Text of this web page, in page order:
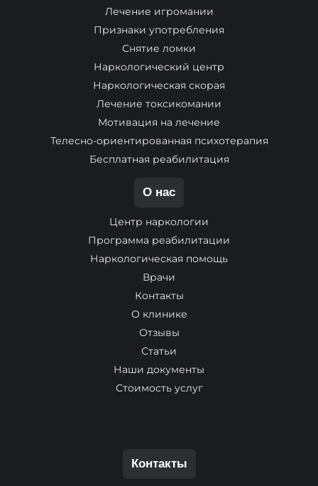
Лечение игромании
Признаки употребления
Снятие ломки
Наркологический центр
Наркологическая скорая
Лечение токсикомании
Мотивация на лечение
Телесно-ориентированная психотерапия
Бесплатная реабилитация
О нас
Центр наркологии
Программа реабилитации
Наркологическая помощь
Врачи
Контакты
О клинике
Отзывы
Статьи
Наши документы
Стоимость услуг
Контакты